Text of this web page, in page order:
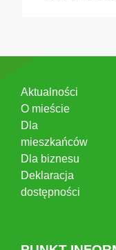
Aktualności
O mieście
Dla
mieszkańców
Dla biznesu
Deklaracja
dostępności